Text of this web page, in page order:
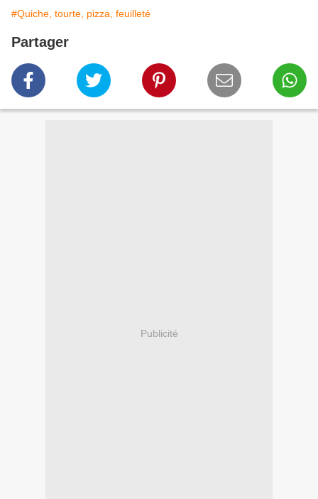
#Quiche, tourte, pizza, feuilleté
Partager
Publicité